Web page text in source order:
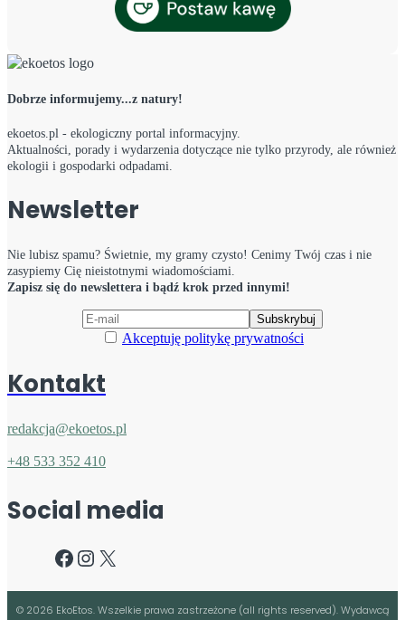
Dobrze informujemy...z natury!
ekoetos.pl - ekologiczny portal informacyjny.
Aktualności, porady i wydarzenia dotyczące nie tylko przyrody, ale również
ekologii i gospodarki odpadami.
Newsletter
Nie lubisz spamu? Świetnie, my gramy czysto! Cenimy Twój czas i nie
zasypiemy Cię nieistotnymi wiadomościami.
Zapisz się do newslettera i bądź krok przed innymi!
Akceptuję politykę prywatności
Kontakt
redakcja@ekoetos.pl
+48 533 352 410
Social media
Facebook
Instagram
X
© 2026 EkoEtos. Wszelkie prawa zastrzeżone (all rights reserved). Wydawcą